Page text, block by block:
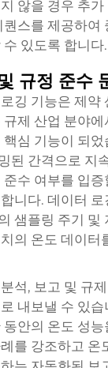
않을 경우 추
스를 제공하여
있도록 합니다.
규정 준수
깅 기능은 제약
제 산업 분야
심 기능이 되었
된 간격으로 지
수 여부를 입
니다. 데이터
샘플링 주기 및
의 온도 데이터
석, 보고 및 규
내보낼 수 있습
안의 온도 성
를 강조하고 온